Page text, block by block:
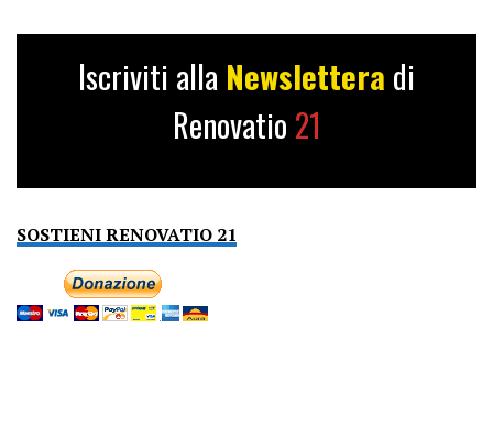
Iscriviti alla Newslettera di
Renovatio 21
SOSTIENI RENOVATIO 21